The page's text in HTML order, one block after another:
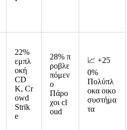
22%
εμπλ
οκή
CD
K, Cr
owd
Strik
e
28% π
ροβλε
πόμεν
ο
Πάρο
χοι cl
oud
📈 +25
0%
Πολύπλ
οκα οικο
συστήμα
τα